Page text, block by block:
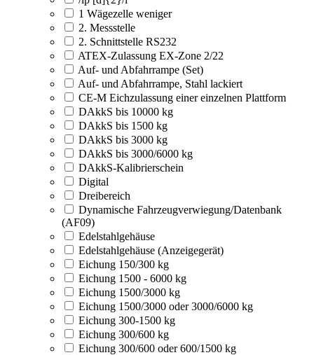
1 Wägezelle weniger
2. Messstelle
2. Schnittstelle RS232
ATEX-Zulassung EX-Zone 2/22
Auf- und Abfahrrampe (Set)
Auf- und Abfahrrampe, Stahl lackiert
CE-M Eichzulassung einer einzelnen Plattform
DAkkS bis 10000 kg
DAkkS bis 1500 kg
DAkkS bis 3000 kg
DAkkS bis 3000/6000 kg
DAkkS-Kalibrierschein
Digital
Dreibereich
Dynamische Fahrzeugverwiegung/Datenbank
(AF09)
Edelstahlgehäuse
Edelstahlgehäuse (Anzeigegerät)
Eichung 150/300 kg
Eichung 1500 - 6000 kg
Eichung 1500/3000 kg
Eichung 1500/3000 oder 3000/6000 kg
Eichung 300-1500 kg
Eichung 300/600 kg
Eichung 300/600 oder 600/1500 kg